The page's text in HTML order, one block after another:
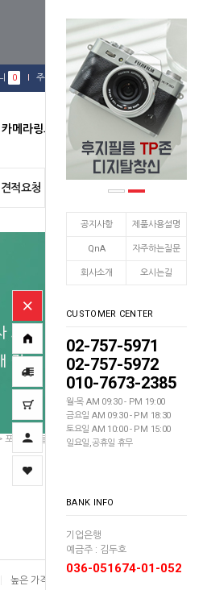
공지사항 제품사용설명
QnA 자주하는질문
회사소개 오시는길
CUSTOMER CENTER
02-757-5971
02-757-5972
010-7673-2385
월-목 AM 09:30 - PM 19:00
금요일 AM 09:30 - PM 18:30
토요일 AM 10:00 - PM 15:00
일요일,공휴일 휴무
BANK INFO
기업은행
예금주 : 김두호
036-051674-01-052
0 주문배송 관심상품
카메라링크
견적요청
포토테이블/박스>상품촬영대
높은 가격순